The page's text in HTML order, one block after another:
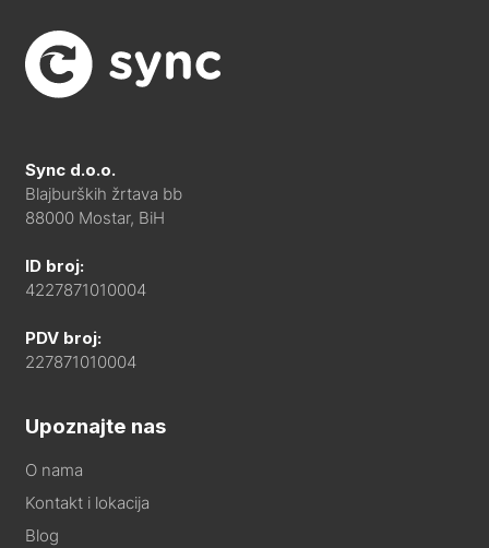
Sync d.o.o.
Blajburških žrtava bb
88000 Mostar, BiH
ID broj:
4227871010004
PDV broj:
227871010004
Upoznajte nas
O nama
Kontakt i lokacija
Blog